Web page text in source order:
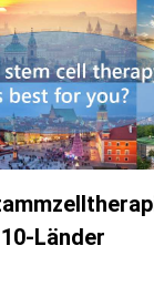
Länder